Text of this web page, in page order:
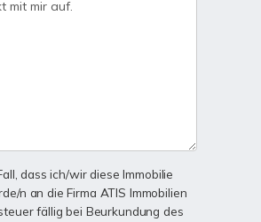
dass ich/wir diese Immobilie
n an die Firma ATIS Immobilien
fällig bei Beurkundung des